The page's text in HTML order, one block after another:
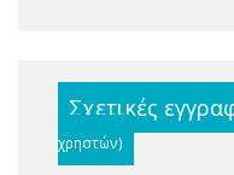
Σχετικές
χρηστών)